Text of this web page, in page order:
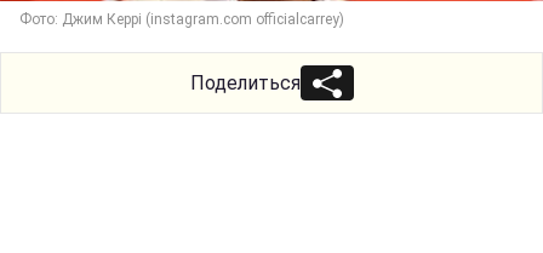
Фото: Джим Керрі (instagram.com officialcarrey)
Поделиться